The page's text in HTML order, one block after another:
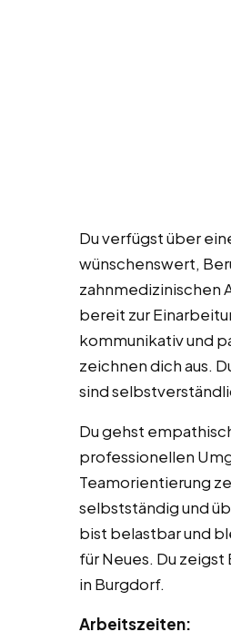
Du verfügst über
wünschenswert,
zahnmedizinischen
bereit zur
kommunikativ und
zeichnen dich aus.
sind
Du gehst
professionellen
Teamorientierung
selbstständig und
bist belastbar und
für Neues. Du
in Burgdorf.
Arbeitszeiten: